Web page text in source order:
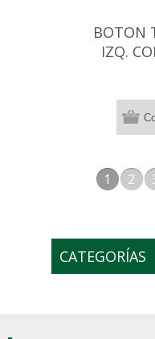
BOTON
IZQ.
1 2
CATEGORÍAS